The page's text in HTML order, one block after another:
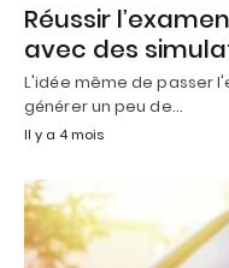
Réussir
avec des
L'idée même de passer
générer un peu de…
Il y a 4 mois